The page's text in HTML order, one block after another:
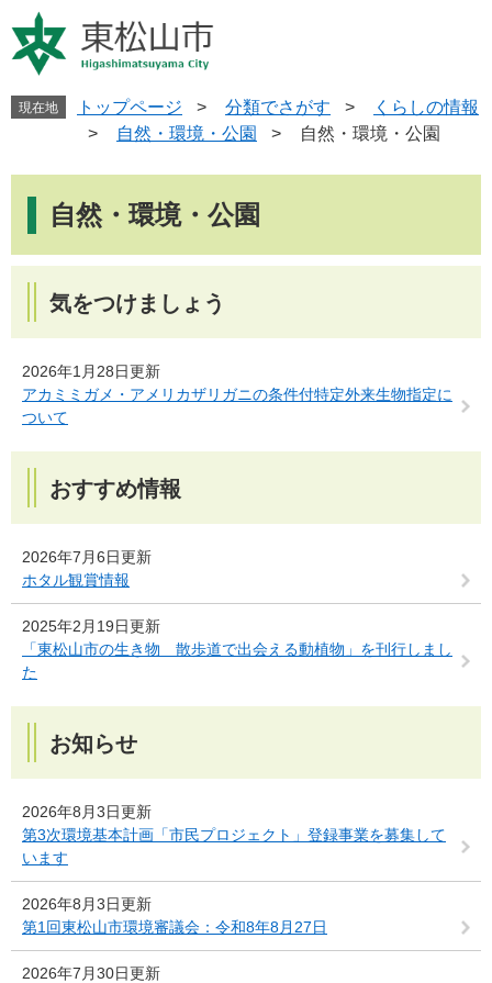
ー
ジ
す
ニ
ュ
し
へ
現在地 トップページ > 分類でさがす >
くらしの情報
>
自然・環境・公園 > 自然・環境・公園
自然・環境・公園
気をつけましょう
2026年1月28日更新
アカミミガメ・アメリカザリガニの条件付特定外来生物指定に
ついて
おすすめ情報
2026年7月6日更新
ホタル観賞情報
2025年2月19日更新
「東松山市の生き物 散歩道で出会える動植物」を刊行しまし
た
お知らせ
2026年8月3日更新
第3次環境基本計画「市民プロジェクト」登録事業を募集して
います
2026年8月3日更新
第1回東松山市環境審議会：令和8年8月27日
2026年7月30日更新